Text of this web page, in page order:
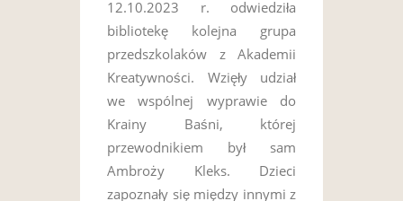
12.10.2023 r. odwiedziła
bibliotekę kolejna grupa
przedszkolaków z Akademii
Kreatywności. Wzięły udział
we wspólnej wyprawie do
Krainy Baśni, której
przewodnikiem był sam
Ambroży Kleks. Dzieci
zapoznały się między innymi z